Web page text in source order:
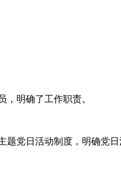
明确了工作职责。
题党日活动制度，明确党